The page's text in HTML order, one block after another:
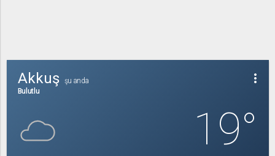
more_vert
Akkuş
şu anda
Bulutlu
19°